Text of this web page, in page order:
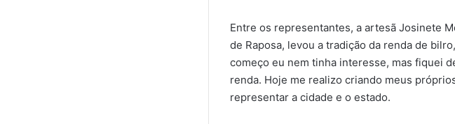
Entre os representantes, a artesã Josinete
de Raposa, levou a tradição da renda de
começo eu nem tinha interesse, mas fiquei
renda. Hoje me realizo criando meus
representar a cidade e o estado.